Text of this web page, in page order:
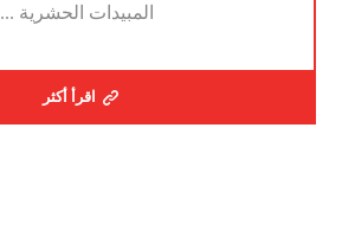
المبيدات الحشرية ...
اقرأ أكثر